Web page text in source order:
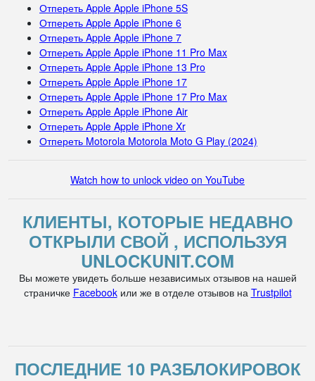
Отпереть Apple Apple iPhone 5S
Отпереть Apple Apple iPhone 6
Отпереть Apple Apple iPhone 7
Отпереть Apple Apple iPhone 11 Pro Max
Отпереть Apple Apple iPhone 13 Pro
Отпереть Apple Apple iPhone 17
Отпереть Apple Apple iPhone 17 Pro Max
Отпереть Apple Apple iPhone Air
Отпереть Apple Apple iPhone Xr
Отпереть Motorola Motorola Moto G Play (2024)
Watch how to unlock video on YouTube
КЛИЕНТЫ, КОТОРЫЕ НЕДАВНО
ОТКРЫЛИ СВОЙ , ИСПОЛЬЗУЯ
UNLOCKUNIT.COM
Вы можете увидеть больше независимых отзывов на нашей
страничке Facebookили же в отделе отзывов на Trustpilot
ПОСЛЕДНИЕ 10 РАЗБЛОКИРОВОК